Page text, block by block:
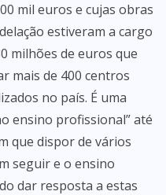
mil euros e cujas obras
estiveram a cargo
milhões de euros que
mais de 400 centros
no país. É uma
ensino profissional” até
que dispor de vários
seguir e o ensino
dar resposta a estas